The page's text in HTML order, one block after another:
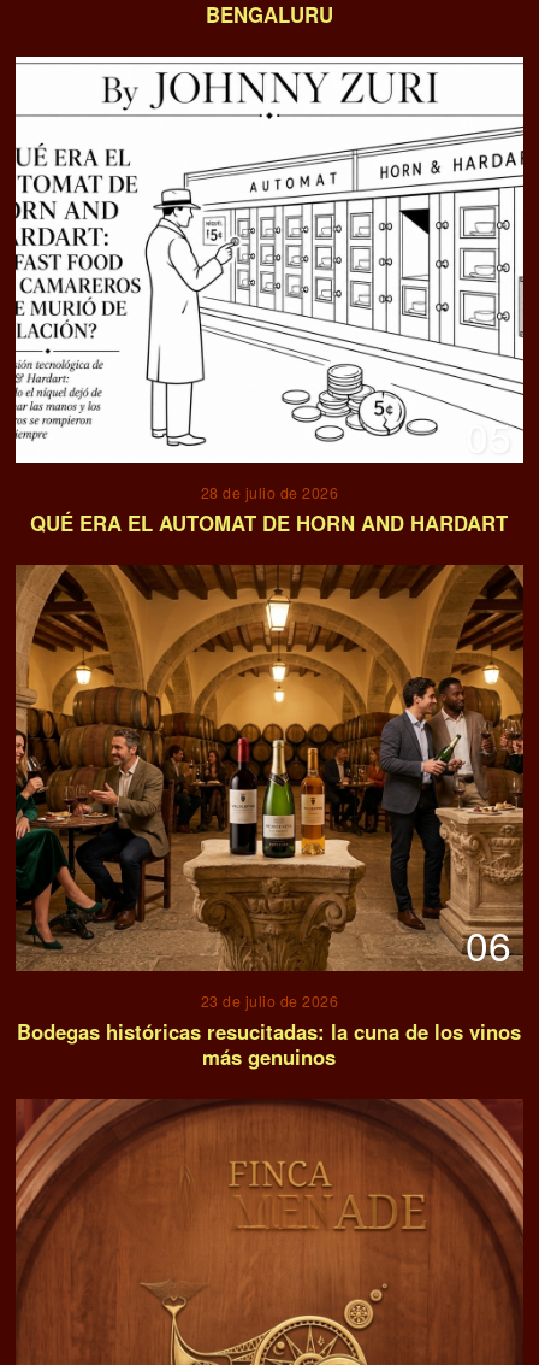
BENGALURU
05
28 de julio de 2026
QUÉ ERA EL AUTOMAT DE HORN AND HARDART
06
23 de julio de 2026
Bodegas históricas resucitadas: la cuna de los vinos
más genuinos